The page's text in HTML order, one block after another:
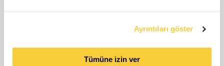
Ayrıntıları göster
Tümüne izin ver